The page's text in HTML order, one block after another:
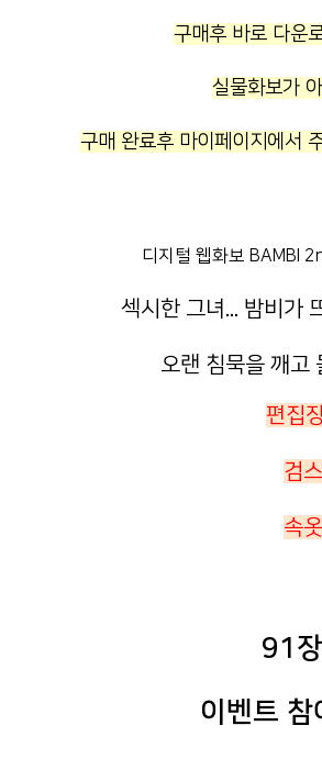
구매후 바로 다운
실물화보가
구매 완료후 마이페이지에서
디지털 웹화보 BAMBI
섹시한 그녀... 밤비가
오랜 침묵을 깨고
편집
검
속
91
이벤트